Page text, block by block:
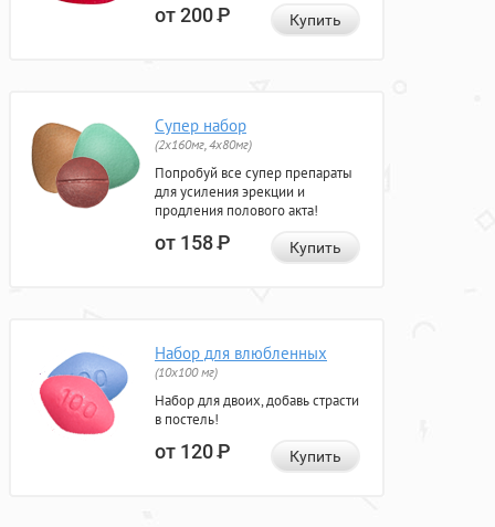
от 200Р Купить
Супер набор
(2х160мг, 4х80мг)
Попробуй все супер препараты
для усиления эрекции и
продления полового акта!
от 158Р Купить
Набор для влюбленных
(10х100 мг)
Набор для двоих, добавь страсти
в постель!
от 120Р Купить